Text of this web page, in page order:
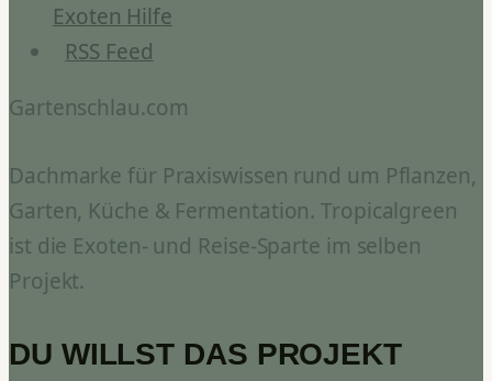
Exoten Hilfe
RSS Feed
Gartenschlau.com
Dachmarke für Praxiswissen rund um Pflanzen,
Garten, Küche & Fermentation. Tropicalgreen
ist die Exoten- und Reise-Sparte im selben
Projekt.
DU WILLST DAS PROJEKT